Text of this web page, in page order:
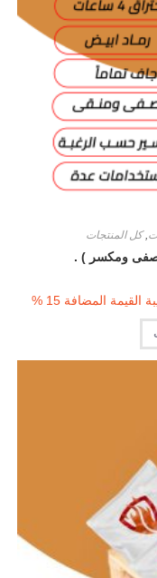
,كل المنتجات
ومكسر ) .
المضافة 15 %